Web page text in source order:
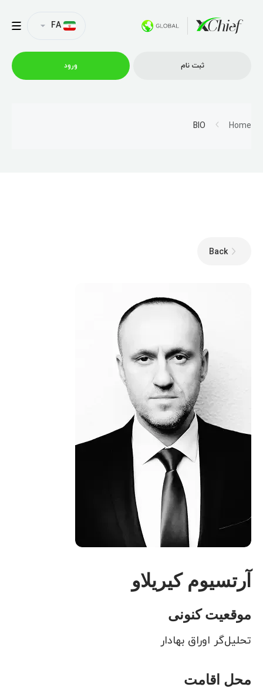
FA
ثبت نام ورود
Home
BIO
Back
آرتسیوم کیریلاو
موقعیت کنونی
تحلیل‌گر اوراق بهادار
محل اقامت